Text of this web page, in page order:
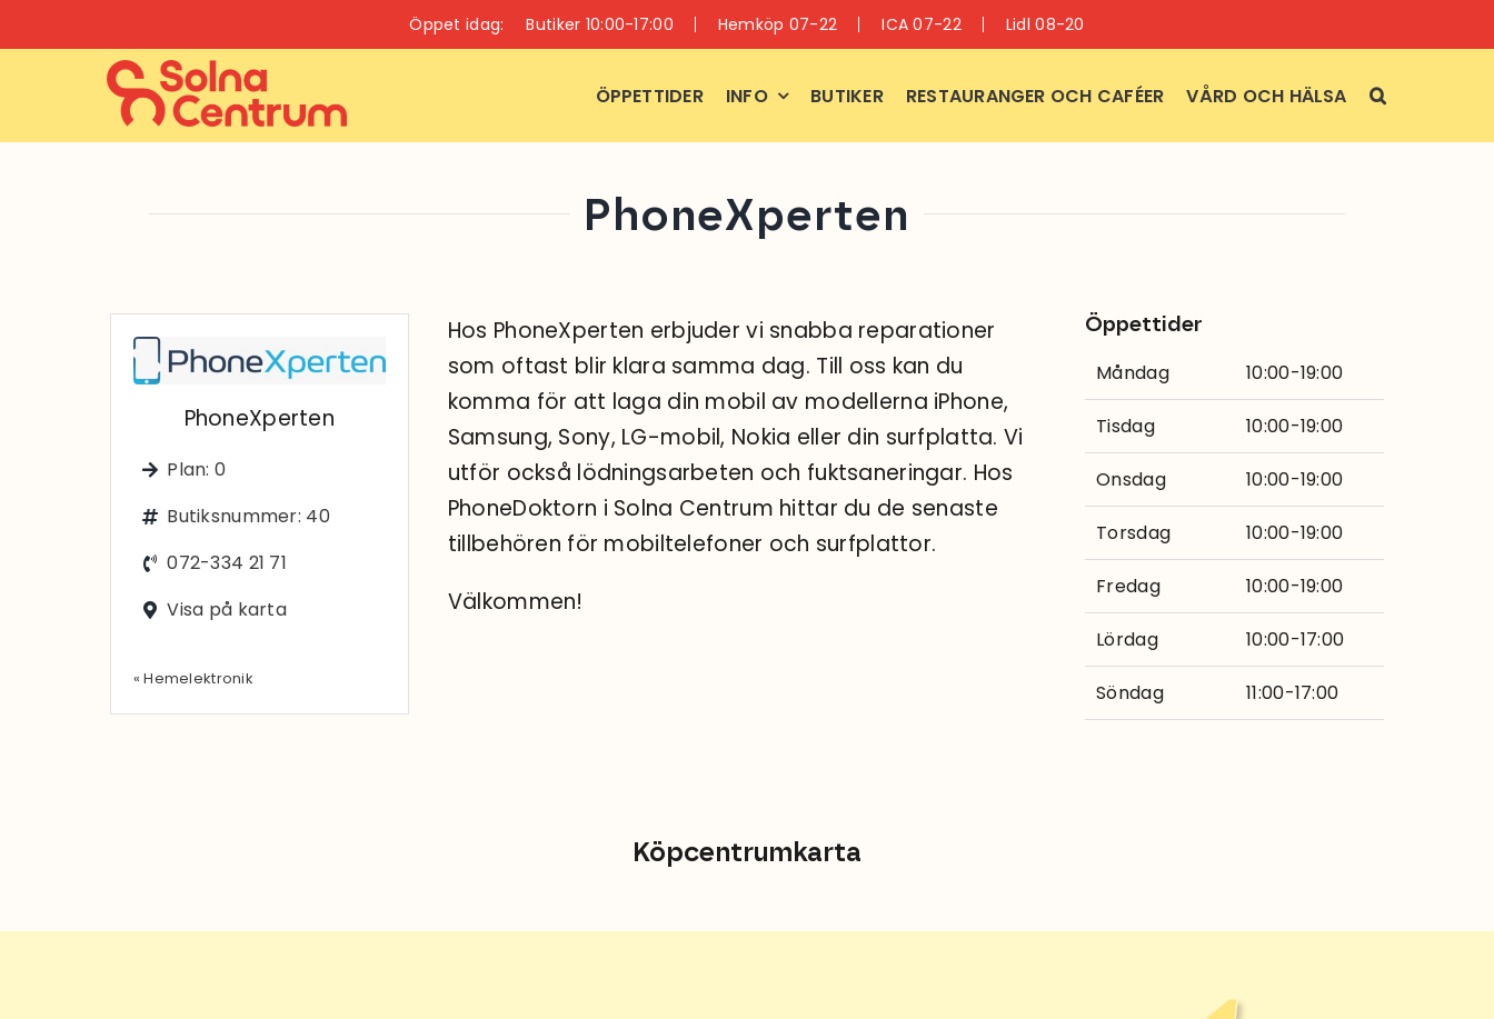
till
Öppet idag: Butiker 10:00-17:00 Hemköp 07-22 ICA 07-22 Lidl 08-20
ÖPPETTIDER INFO BUTIKER RESTAURANGER OCH CAFÉER VÅRD OCH HÄLSA
PhoneXperten
PhoneXperten
Plan: 0
Butiksnummer: 40
072-334 21 71
Visa på karta
« Hemelektronik
Hos PhoneXperten erbjuder vi snabba reparationer
som oftast blir klara samma dag. Till oss kan du
komma för att laga din mobil av modellerna iPhone,
Samsung, Sony, LG-mobil, Nokia eller din surfplatta. Vi
utför också lödningsarbeten och fuktsaneringar. Hos
PhoneDoktorn i Solna Centrum hittar du de senaste
tillbehören för mobiltelefoner och surfplattor.
Välkommen!
Öppettider
Måndag 10:00-19:00
Tisdag 10:00-19:00
Onsdag 10:00-19:00
Torsdag 10:00-19:00
Fredag 10:00-19:00
Lördag 10:00-17:00
Söndag 11:00-17:00
Köpcentrumkarta